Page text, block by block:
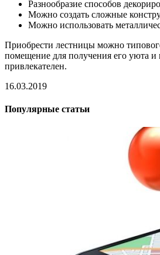
Разнообразие способов
Можно создать сложные
Можно использовать
Приобрести лестницы можно
помещение для получения его уюта и
привлекателен.
16.03.2019
Популярные статьи